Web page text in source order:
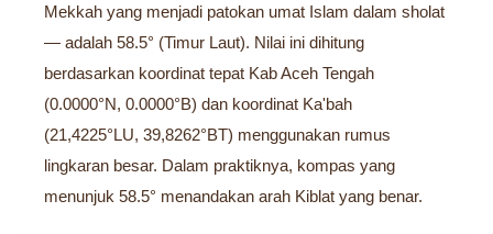
Mekkah yang menjadi patokan umat Islam dalam sholat
— adalah 58.5° (Timur Laut). Nilai ini dihitung
berdasarkan koordinat tepat Kab Aceh Tengah
(0.0000°N, 0.0000°B) dan koordinat Ka'bah
(21,4225°LU, 39,8262°BT) menggunakan rumus
lingkaran besar. Dalam praktiknya, kompas yang
menunjuk 58.5° menandakan arah Kiblat yang benar.